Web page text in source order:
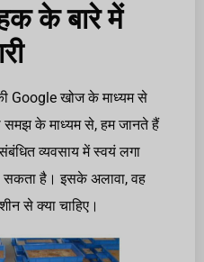
के बारे में
Google खोज के माध्यम से
के माध्यम से, हम जानते हैं
व्यवसाय में स्वयं लगा
है। इसके अलावा, वह
से क्या चाहिए।